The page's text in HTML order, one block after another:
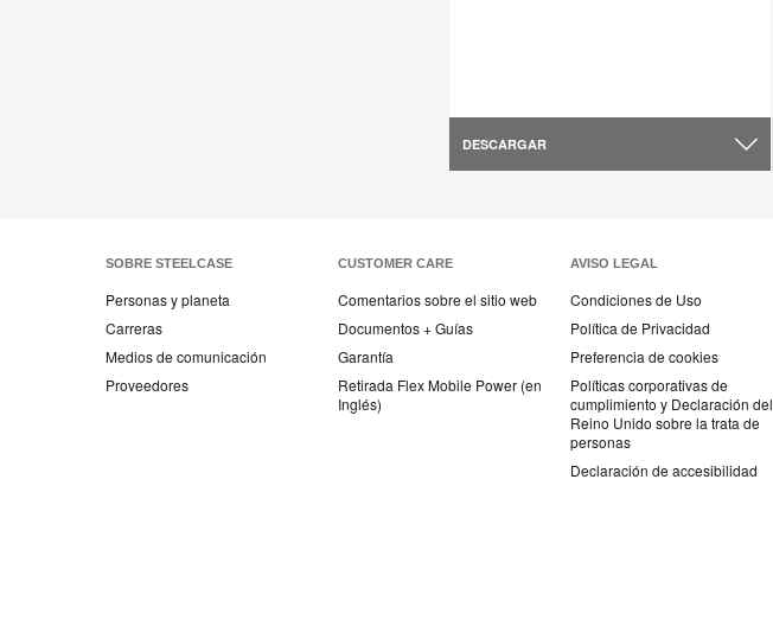
DESCARGAR
SOBRE STEELCASE
Personas y planeta
Carreras
Medios de comunicación
Proveedores
CUSTOMER CARE
Comentarios sobre el sitio web
Documentos + Guías
Garantía
Retirada Flex Mobile Power (en
Inglés)
AVISO LEGAL
Condiciones de Uso
Política de Privacidad
Preferencia de cookies
Políticas corporativas de
cumplimiento y Declaración del
Reino Unido sobre la trata de
personas
Declaración de accesibilidad